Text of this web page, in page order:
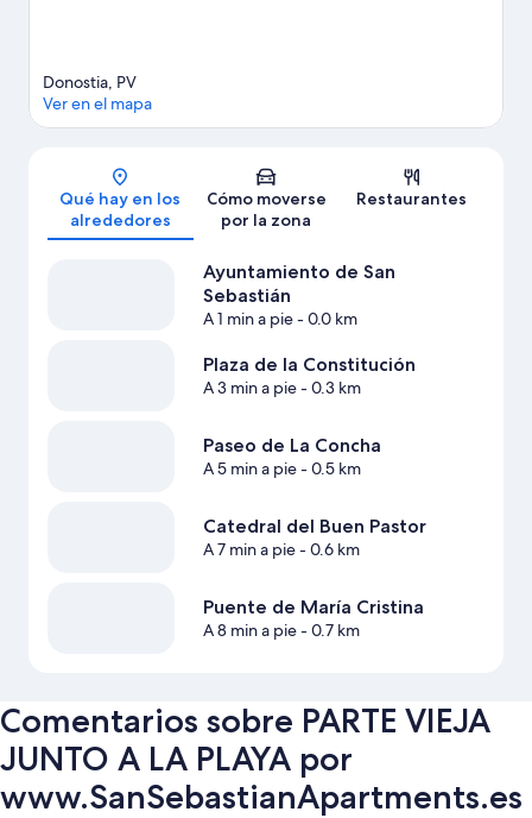
Mapa
Donostia, PV
Ver en el mapa
Qué hay en los
alrededores
Cómo moverse
por la zona
Restaurantes
Ayuntamiento de San
Sebastián
A 1 min a pie- 0.0 km
Plaza de la Constitución
A 3 min a pie- 0.3 km
Paseo de La Concha
A 5 min a pie- 0.5 km
Catedral del Buen Pastor
A 7 min a pie- 0.6 km
Puente de María Cristina
A 8 min a pie- 0.7 km
Comentarios sobre PARTE VIEJA
JUNTO A LA PLAYA por
www.SanSebastianApartments.es